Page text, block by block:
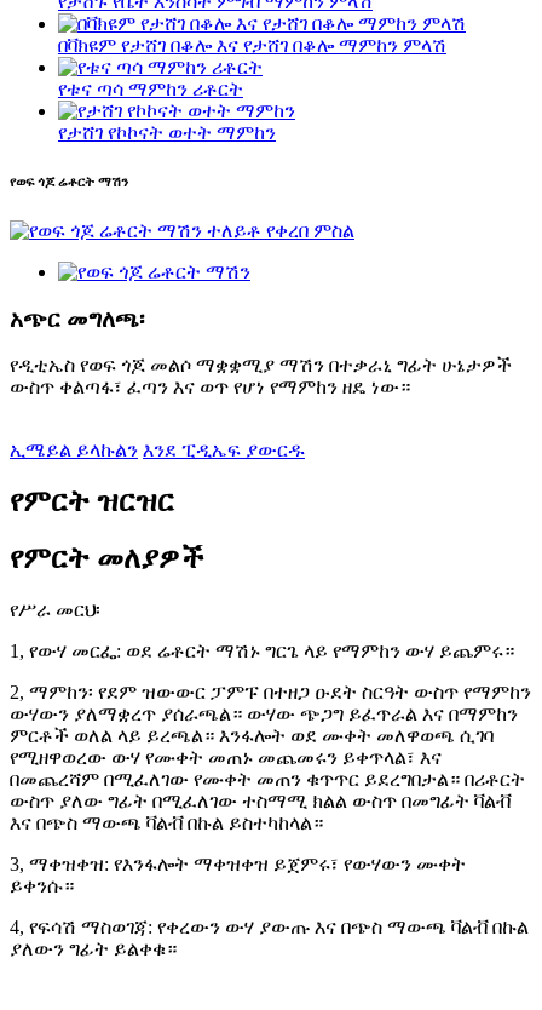
በቫክዩም የታሸገ በቆሎ እና የታሸገ በቆሎ ማምከን ምላሽ
የቱና ጣሳ ማምከን ሪቶርት
የታሸገ የኮኮናት ወተት ማምከን
የወፍ ጎጆ ሬቶርት ማሽን
አጭር መግለጫ፡
የዲቲኤስ የወፍ ጎጆ መልሶ ማቋቋሚያ ማሽን በተቃራኒ ግፊት ሁኔታዎች
ውስጥ ቀልጣፋ፣ ፈጣን እና ወጥ የሆነ የማምከን ዘዴ ነው።
ኢሜይል ይላኩልን እንደ ፒዲኤፍ ያውርዱ
የምርት ዝርዝር
የምርት መለያዎች
የሥራ መርህ፡
1, የውሃ መርፌ: ወደ ሬቶርት ማሽኑ ግርጌ ላይ የማምከን ውሃ ይጨምሩ።
2, ማምከን፡ የደም ዝውውር ፓምፑ በተዘጋ ዑደት ስርዓት ውስጥ የማምከን
ውሃውን ያለማቋረጥ ያሰራጫል። ውሃው ጭጋግ ይፈጥራል እና በማምከን
ምርቶች ወለል ላይ ይረጫል። እንፋሎት ወደ ሙቀት መለዋወጫ ሲገባ
የሚዘዋወረው ውሃ የሙቀት መጠኑ መጨመሩን ይቀጥላል፣ እና
በመጨረሻም በሚፈለገው የሙቀት መጠን ቁጥጥር ይደረግበታል። በሪቶርት
ውስጥ ያለው ግፊት በሚፈለገው ተስማሚ ክልል ውስጥ በመግፊት ቫልቭ
እና በጭስ ማውጫ ቫልቭ በኩል ይስተካከላል።
3, ማቀዝቀዝ: የእንፋሎት ማቀዝቀዝ ይጀምሩ፣ የውሃውን ሙቀት
ይቀንሱ።
4, የፍሳሽ ማስወገጃ: የቀረውን ውሃ ያውጡ እና በጭስ ማውጫ ቫልቭ በኩል
ያለውን ግፊት ይልቀቁ።